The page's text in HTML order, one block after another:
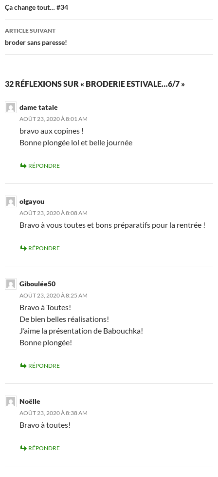
des
articles
Ça change tout… #34
ARTICLE SUIVANT
broder sans paresse!
32 RÉFLEXIONS SUR « BRODERIE ESTIVALE…6/7 »
dame tatale
AOÛT 23, 2020 À 8:01 AM
bravo aux copines !
Bonne plongée lol et belle journée
RÉPONDRE
olgayou
AOÛT 23, 2020 À 8:08 AM
Bravo à vous toutes et bons préparatifs pour la rentrée !
RÉPONDRE
Giboulée50
AOÛT 23, 2020 À 8:25 AM
Bravo à Toutes!
De bien belles réalisations!
J’aime la présentation de Babouchka!
Bonne plongée!
RÉPONDRE
Noëlle
AOÛT 23, 2020 À 8:38 AM
Bravo à toutes!
RÉPONDRE